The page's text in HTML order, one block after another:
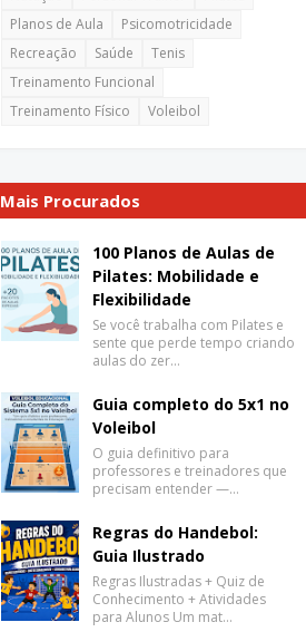
Planos de Aula
Psicomotricidade
Recreação
Saúde
Tenis
Treinamento Funcional
Treinamento Físico
Voleibol
Mais Procurados
100 Planos de Aulas de
Pilates: Mobilidade e
Flexibilidade
Se você trabalha com Pilates e
sente que perde tempo criando
aulas do zer…
Guia completo do 5x1 no
Voleibol
O guia definitivo para
professores e treinadores que
precisam entender —…
Regras do Handebol:
Guia Ilustrado
Regras Ilustradas + Quiz de
Conhecimento + Atividades
para Alunos Um mat…